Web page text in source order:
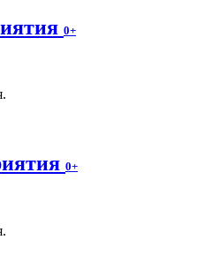
0+
0+